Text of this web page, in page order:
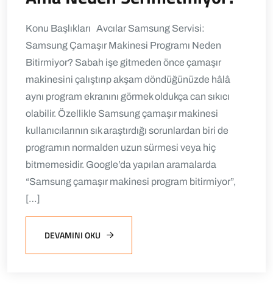
Konu Başlıkları Avcılar Samsung Servisi:
Samsung Çamaşır Makinesi Programı Neden
Bitirmiyor? Sabah işe gitmeden önce çamaşır
makinesini çalıştırıp akşam döndüğünüzde hâlâ
aynı program ekranını görmek oldukça can sıkıcı
olabilir. Özellikle Samsung çamaşır makinesi
kullanıcılarının sık araştırdığı sorunlardan biri de
programın normalden uzun sürmesi veya hiç
bitmemesidir. Google’da yapılan aramalarda
“Samsung çamaşır makinesi program bitirmiyor”,
[…]
DEVAMINI OKU